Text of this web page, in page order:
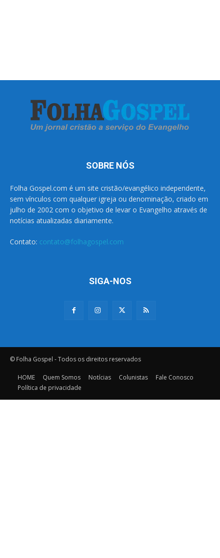
SOBRE NÓS
Folha Gospel.com é um site cristão/evangélico independente,
sem vínculos com qualquer igreja ou denominação, criado em
julho de 2002 com o objetivo de levar o Evangelho através de
notícias atualizadas diariamente.
Contato: contato@folhagospel.com
SIGA-NOS
© Folha Gospel - Todos os direitos reservados
HOME Quem Somos Notícias Colunistas
Fale Conosco
Política de privacidade